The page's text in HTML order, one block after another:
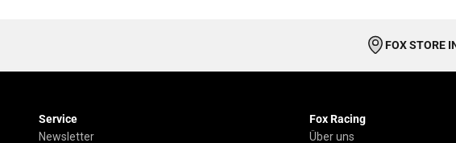
FOX STORE
Service
Newsletter
Fox Racing
Über uns